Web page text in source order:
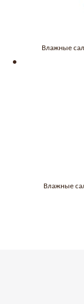
Влажные
Влажные